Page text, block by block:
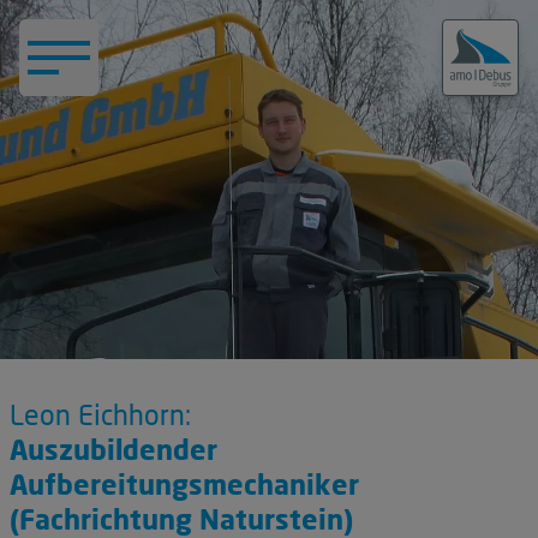
Leon Eichhorn:
Auszubildender
Aufbereitungsmechaniker
(Fachrichtung Naturstein)